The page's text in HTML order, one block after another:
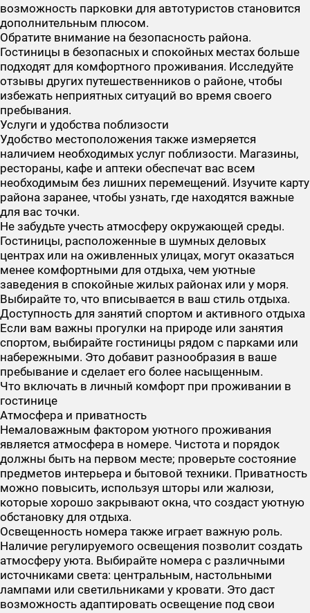
возможность парковки для автотуристов становится
дополнительным плюсом.
Обратите внимание на безопасность района.
Гостиницы в безопасных и спокойных местах больше
подходят для комфортного проживания. Исследуйте
отзывы других путешественников о районе, чтобы
избежать неприятных ситуаций во время своего
пребывания.
Услуги и удобства поблизости
Удобство местоположения также измеряется
наличием необходимых услуг поблизости. Магазины,
рестораны, кафе и аптеки обеспечат вас всем
необходимым без лишних перемещений. Изучите карту
района заранее, чтобы узнать, где находятся важные
для вас точки.
Не забудьте учесть атмосферу окружающей среды.
Гостиницы, расположенные в шумных деловых
центрах или на оживленных улицах, могут оказаться
менее комфортными для отдыха, чем уютные
заведения в спокойные жилых районах или у моря.
Выбирайте то, что вписывается в ваш стиль отдыха.
Доступность для занятий спортом и активного отдыха
Если вам важны прогулки на природе или занятия
спортом, выбирайте гостиницы рядом с парками или
набережными. Это добавит разнообразия в ваше
пребывание и сделает его более насыщенным.
Что включать в личный комфорт при проживании в
гостинице
Атмосфера и приватность
Немаловажным фактором уютного проживания
является атмосфера в номере. Чистота и порядок
должны быть на первом месте; проверьте состояние
предметов интерьера и бытовой техники. Приватность
можно повысить, используя шторы или жалюзи,
которые хорошо закрывают окна, что создаст уютную
обстановку для отдыха.
Освещенность номера также играет важную роль.
Наличие регулируемого освещения позволит создать
атмосферу уюта. Выбирайте номера с различными
источниками света: центральным, настольными
лампами или светильниками у кровати. Это даст
возможность адаптировать освещение под свои